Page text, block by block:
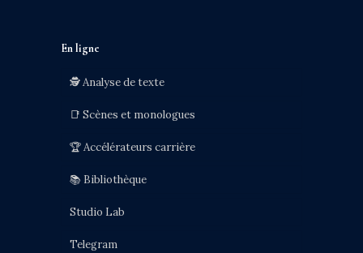
En ligne
🕵️ Analyse de texte
📑 Scènes et monologues
🏆 Accélérateurs carrière
📚 Bibliothèque
Studio Lab
Telegram